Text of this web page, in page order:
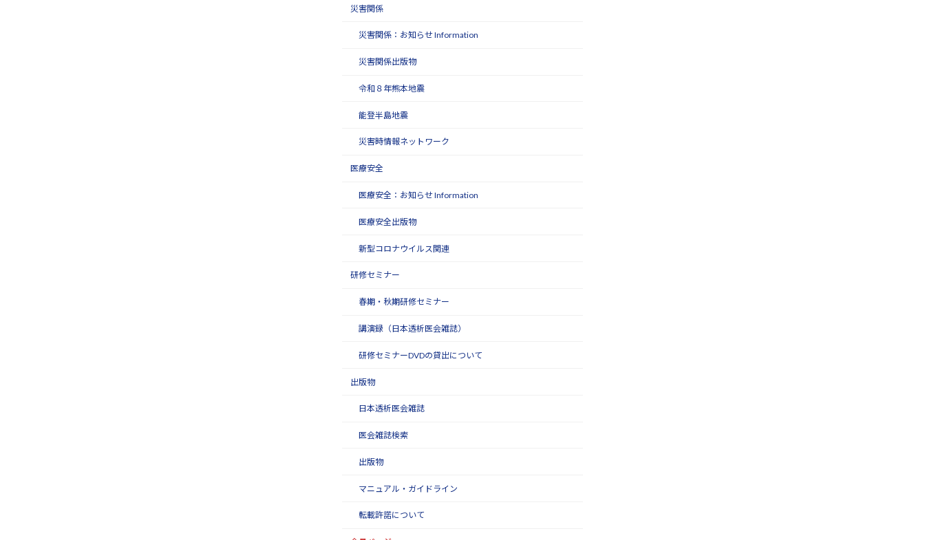
災害関係
災害関係：お知らせ Information
災害関係出版物
令和８年熊本地震
能登半島地震
災害時情報ネットワーク
医療安全
医療安全：お知らせ Information
医療安全出版物
新型コロナウイルス関連
研修セミナー
春期・秋期研修セミナー
講演録（日本透析医会雑誌）
研修セミナーDVDの貸出について
出版物
日本透析医会雑誌
医会雑誌検索
出版物
マニュアル・ガイドライン
転載許諾について